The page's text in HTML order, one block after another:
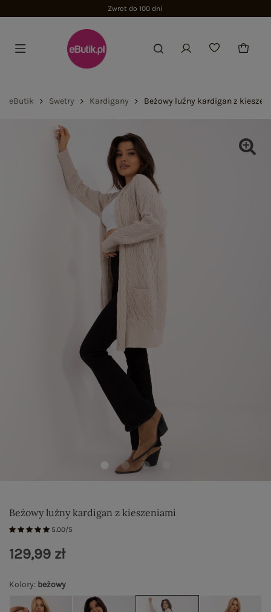
Zwrot do 100 dni
eButik Swetry Kardigany Beżowy luźny kardigan z
Beżowy luźny kardigan z kieszeniami
5.00/5
Kolory: beżowy
129,99 zł